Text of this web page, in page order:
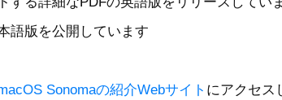
語版を公開しています
Sonomaの紹介Webサイト にアクセス